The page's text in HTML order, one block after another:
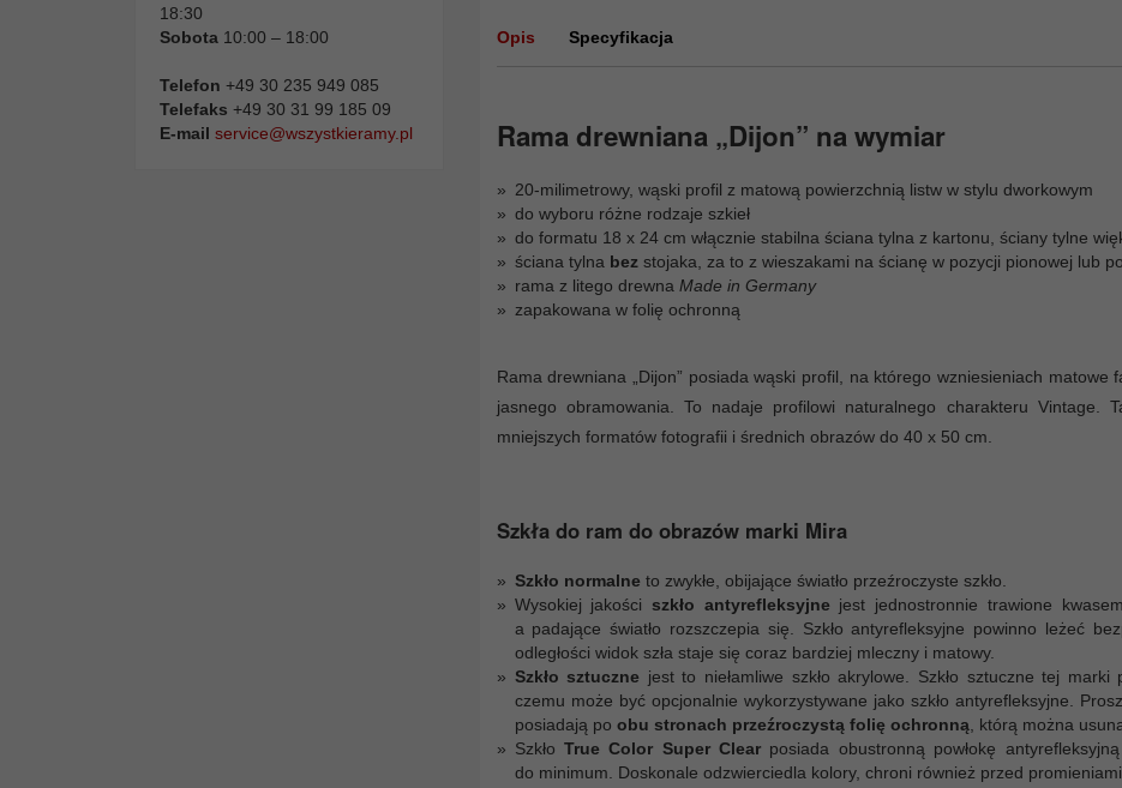
18:30
Sobota 10:00 – 18:00
Telefon +49 30 235 949 085
Telefaks +49 30 31 99 185 09
E-mail service@wszystkieramy.pl
Opis Specyfikacja
Rama drewniana „Dijon” na wymiar
20-milimetrowy, wąski profil z matową powierzchnią listw w stylu dworkowym
do wyboru różne rodzaje szkieł
do formatu 18 x 24 cm włącznie stabilna ściana tylna z kartonu, ściany tylne
ściana tylna bez stojaka, za to z wieszakami na ścianę w pozycji pionowej lub
rama z litego drewna Made in Germany
zapakowana w folię ochronną
Rama drewniana „Dijon” posiada wąski profil, na którego wzniesieniach
jasnego obramowania. To nadaje profilowi naturalnego charakteru Vintage.
mniejszych formatów fotografii i średnich obrazów do 40 x 50 cm.
Szkła do ram do obrazów marki Mira
Szkło normalne to zwykłe, obijające światło przeźroczyste szkło.
Wysokiej jakości szkło antyrefleksyjne jest jednostronnie trawione
a padające światło rozszczepia się. Szkło antyrefleksyjne powinno leżeć
odległości widok szła staje się coraz bardziej mleczny i matowy.
Szkło sztuczne jest to niełamliwe szkło akrylowe. Szkło sztuczne tej
czemu może być opcjonalnie wykorzystywane jako szkło antyrefleksyjne.
posiadają po obu stronach przeźroczystą folię ochronną , którą można
Szkło True Color Super Clear posiada obustronną powłokę
do minimum. Doskonale odzwierciedla kolory, chroni również przed